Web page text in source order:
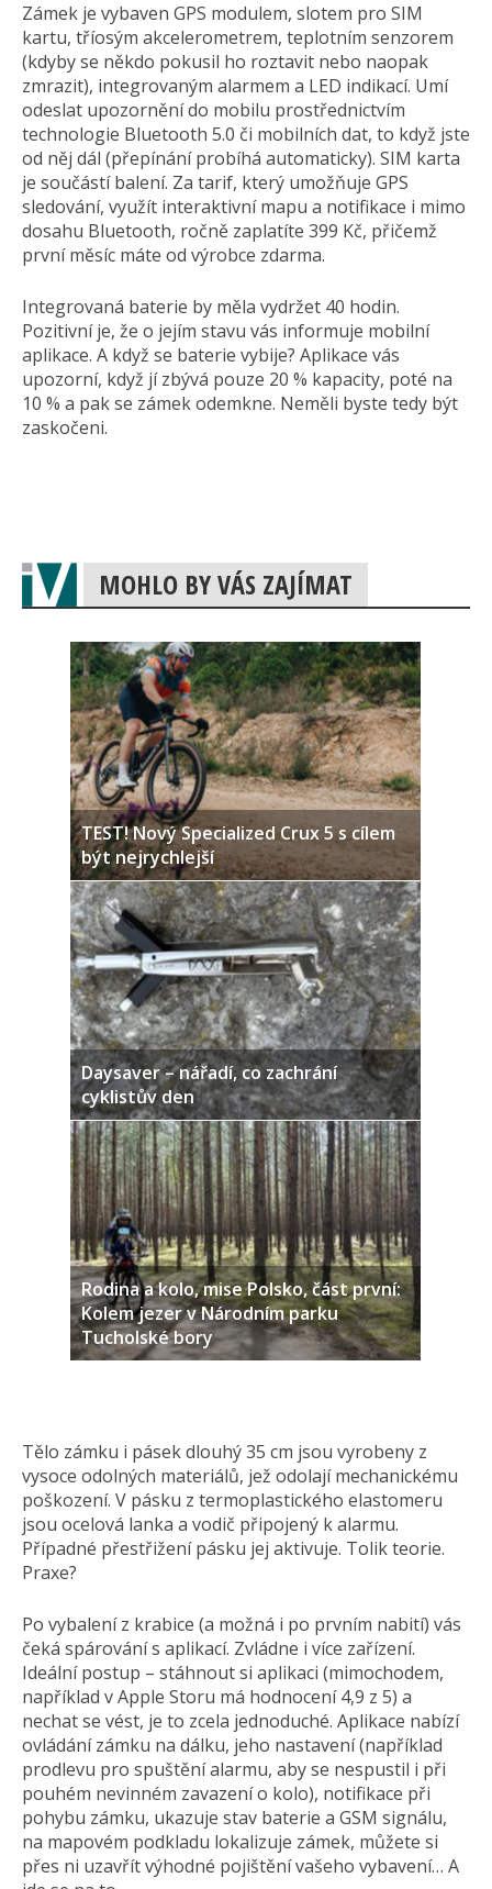
Zámek je vybaven GPS modulem, slotem pro SIM
kartu, tříosým akcelerometrem, teplotním senzorem
(kdyby se někdo pokusil ho roztavit nebo naopak
zmrazit), integrovaným alarmem a LED indikací. Umí
odeslat upozornění do mobilu prostřednictvím
technologie Bluetooth 5.0 či mobilních dat, to když jste
od něj dál (přepínání probíhá automaticky). SIM karta
je součástí balení. Za tarif, který umožňuje GPS
sledování, využít interaktivní mapu a notifikace i mimo
dosahu Bluetooth, ročně zaplatíte 399 Kč, přičemž
první měsíc máte od výrobce zdarma.
Integrovaná baterie by měla vydržet 40 hodin.
Pozitivní je, že o jejím stavu vás informuje mobilní
aplikace. A když se baterie vybije? Aplikace vás
upozorní, když jí zbývá pouze 20 % kapacity, poté na
10 % a pak se zámek odemkne. Neměli byste tedy být
zaskočeni.
MOHLO BY VÁS ZAJÍMAT
TEST! Nový Specialized Crux 5 s cílem
být nejrychlejší
Daysaver – nářadí, co zachrání
cyklistův den
Rodina a kolo, mise Polsko, část první:
Kolem jezer v Národním parku
Tucholské bory
Tělo zámku i pásek dlouhý 35 cm jsou vyrobeny z
vysoce odolných materiálů, jež odolají mechanickému
poškození. V pásku z termoplastického elastomeru
jsou ocelová lanka a vodič připojený k alarmu.
Případné přestřižení pásku jej aktivuje. Tolik teorie.
Praxe?
Po vybalení z krabice (a možná i po prvním nabití) vás
čeká spárování s aplikací. Zvládne i více zařízení.
Ideální postup – stáhnout si aplikaci (mimochodem,
například v Apple Storu má hodnocení 4,9 z 5) a
nechat se vést, je to zcela jednoduché. Aplikace nabízí
ovládání zámku na dálku, jeho nastavení (například
prodlevu pro spuštění alarmu, aby se nespustil i při
pouhém nevinném zavazení o kolo), notifikace při
pohybu zámku, ukazuje stav baterie a GSM signálu,
na mapovém podkladu lokalizuje zámek, můžete si
přes ni uzavřít výhodné pojištění vašeho vybavení… A